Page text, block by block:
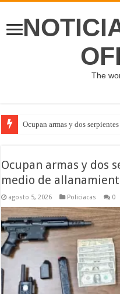
The
Ocupan armas y dos
Ocupan armas y dos
medio de
agosto 5, 2026 Policiacas 0